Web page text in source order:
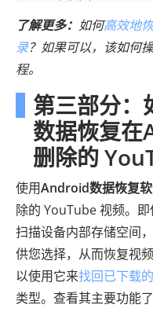
了解更多： 如何高效地
录？如果可以，该如何
程。
第三部分
数据恢复
删除的
使用Android数据恢复
除的 YouTube 视频。
扫描设备内部存储空间
供您选择，从而恢复视
以使用它来找回已下载
类型。查看其主要功能